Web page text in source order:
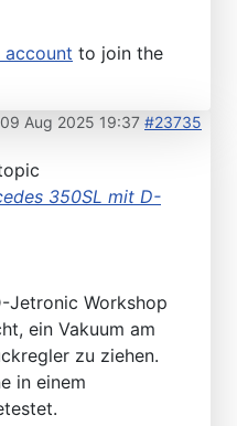
account to join the
09 Aug 2025 19:37 #23735
350SL mit D-
Jetronic Workshop
ein Vakuum am
zu ziehen.
in einem